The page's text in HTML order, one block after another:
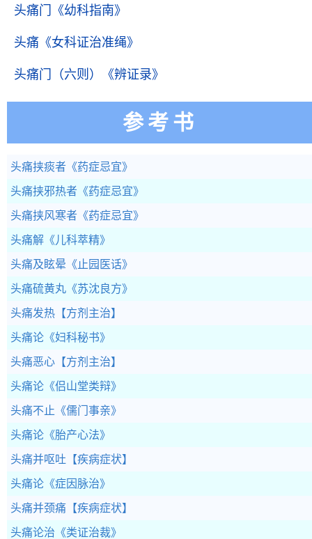
头痛门 《幼科指南》
头痛 《女科证治准绳》
头痛门（六则） 《辨证录》
参考书
头痛挟痰者 《药症忌宜》
头痛挟邪热者 《药症忌宜》
头痛挟风寒者 《药症忌宜》
头痛解 《儿科萃精》
头痛及眩晕 《止园医话》
头痛硫黄丸 《苏沈良方》
头痛发热 【方剂主治】
头痛论 《妇科秘书》
头痛恶心 【方剂主治】
头痛论 《侣山堂类辩》
头痛不止 《儒门事亲》
头痛论 《胎产心法》
头痛并呕吐 【疾病症状】
头痛论 《症因脉治》
头痛并颈痛 【疾病症状】
头痛论治 《类证治裁》